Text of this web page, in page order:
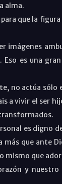
alma.
que la
imágenes
Eso es una
no actúa sólo
a vivir el ser
es digno
que ante
mismo que
y